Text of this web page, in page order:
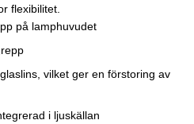
flexibilitet.
på lamphuvudet
vilket ger en förstoring av
i ljuskällan